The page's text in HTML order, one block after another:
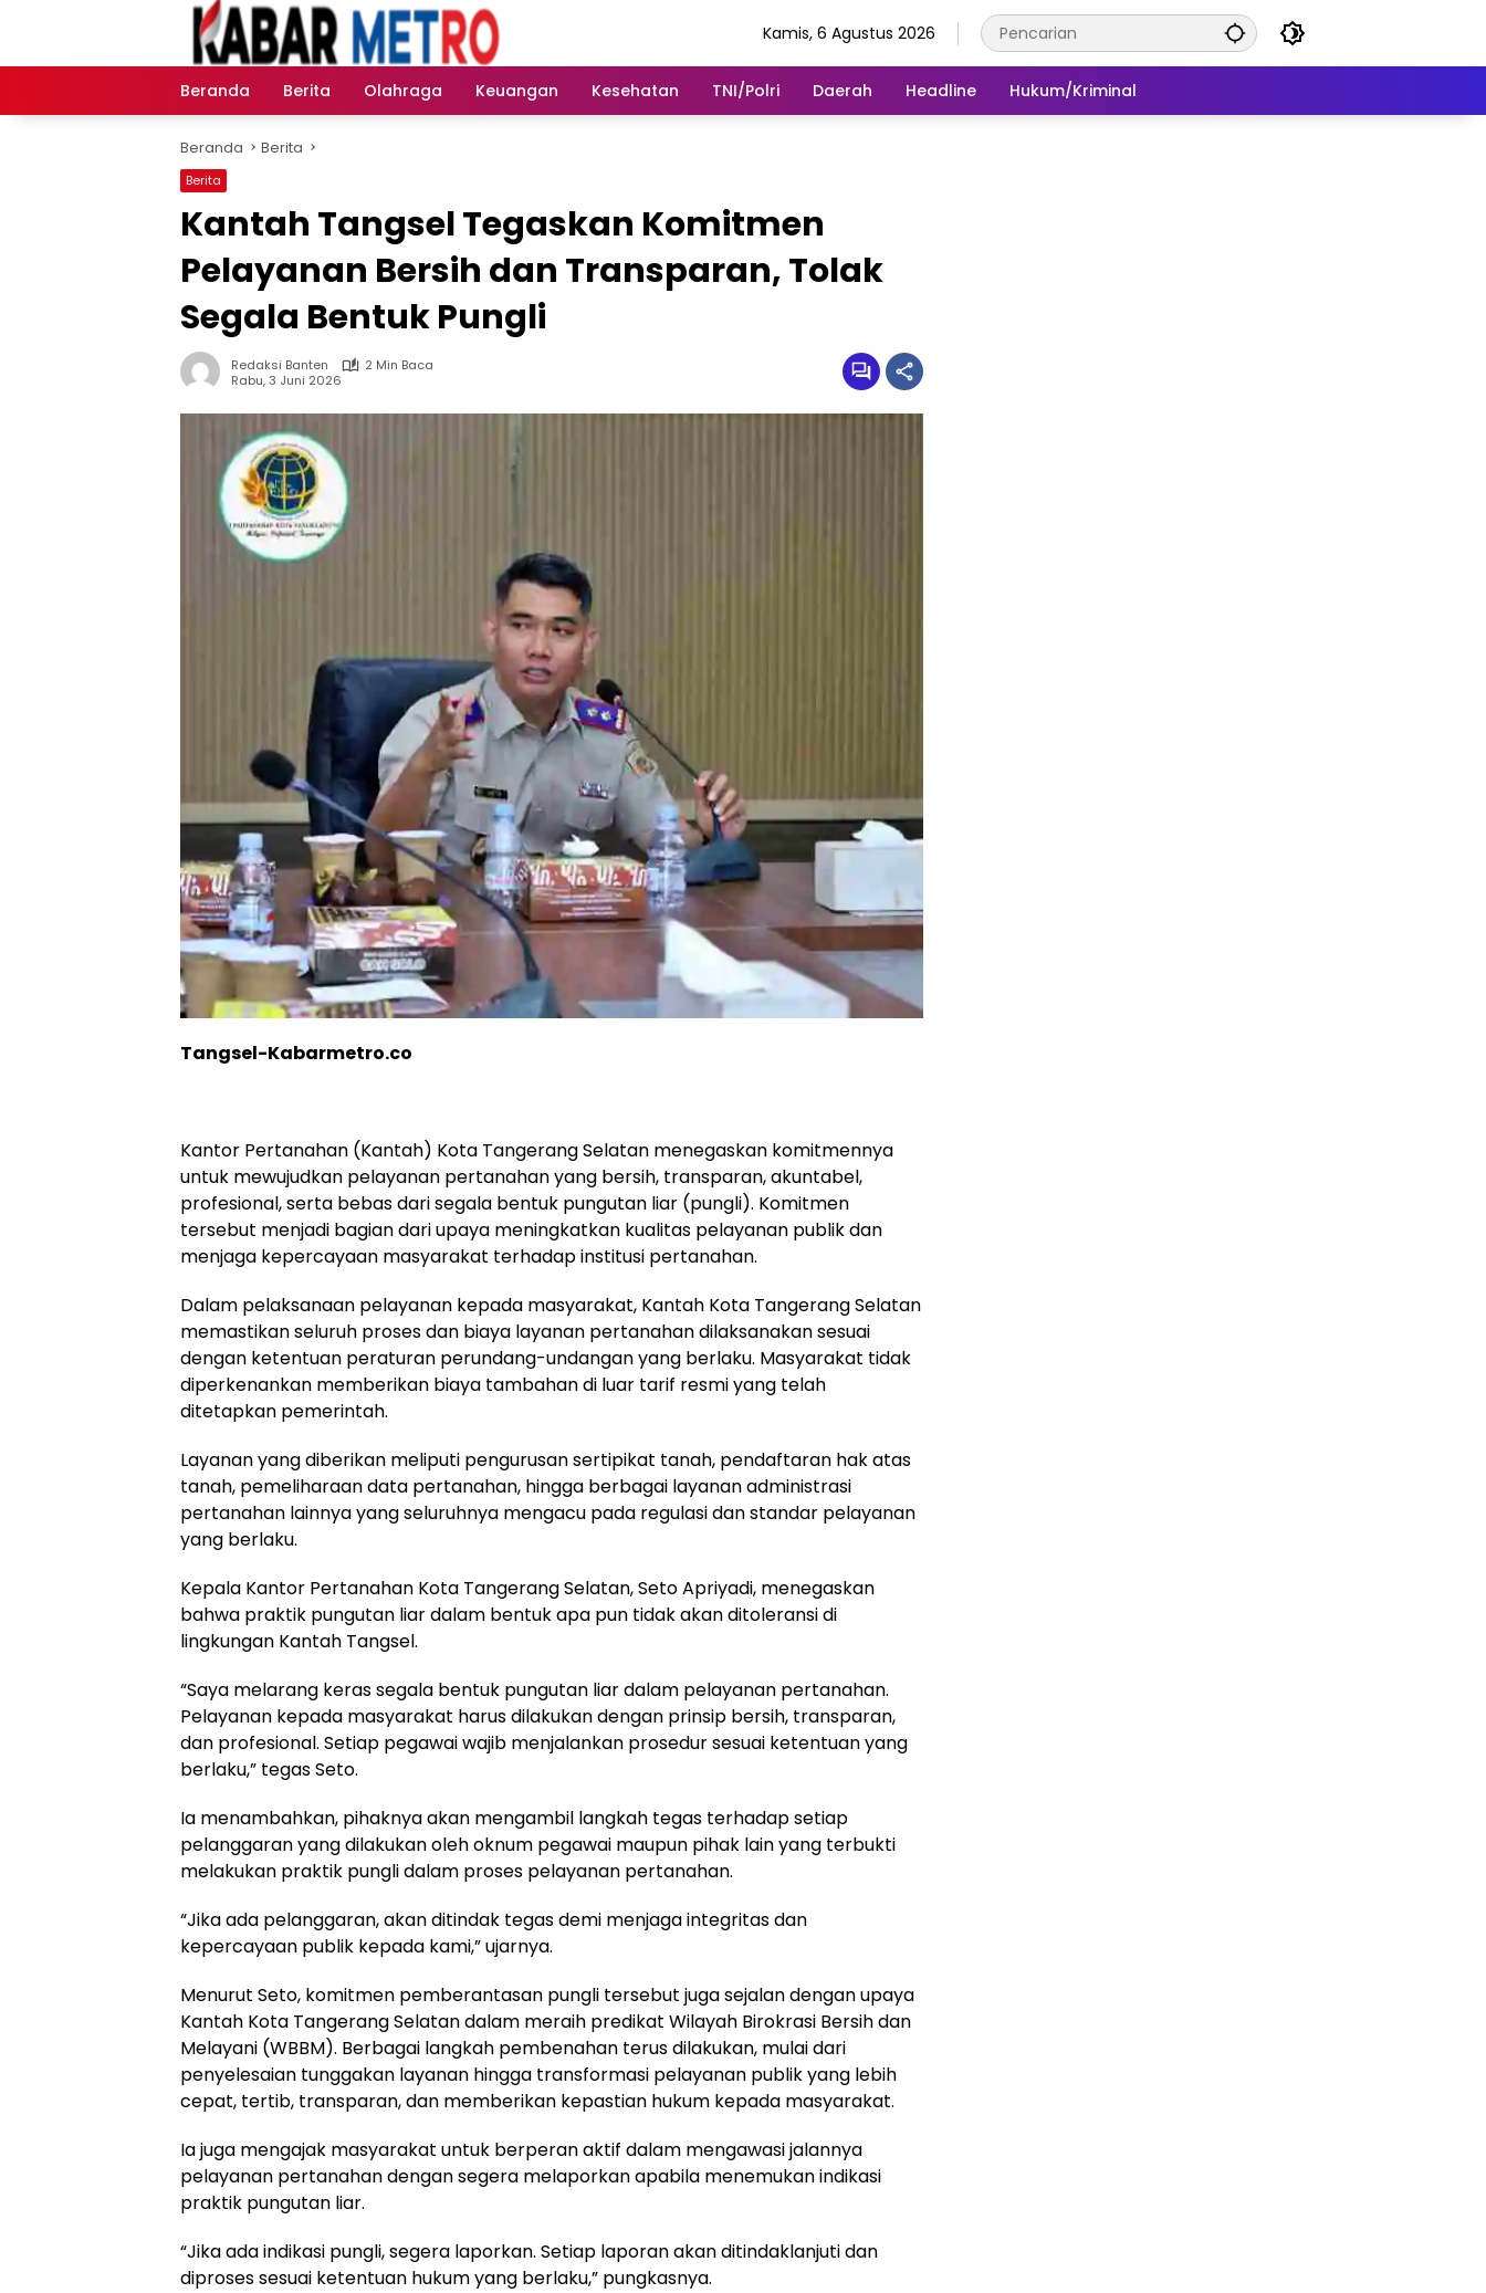
Kamis, 6 Agustus 2026
Beranda Berita Olahraga Keuangan Kesehatan TNI/Polri Daerah Headline Hukum/Kriminal
Beranda Berita
Berita
Kantah Tangsel Tegaskan Komitmen
Pelayanan Bersih dan Transparan, Tolak
Segala Bentuk Pungli
Redaksi Banten
2 Min Baca
Rabu, 3 Juni 2026
Tangsel-Kabarmetro.co
Kantor Pertanahan (Kantah) Kota Tangerang Selatan menegaskan komitmennya
untuk mewujudkan pelayanan pertanahan yang bersih, transparan, akuntabel,
profesional, serta bebas dari segala bentuk pungutan liar (pungli). Komitmen
tersebut menjadi bagian dari upaya meningkatkan kualitas pelayanan publik dan
menjaga kepercayaan masyarakat terhadap institusi pertanahan.
Dalam pelaksanaan pelayanan kepada masyarakat, Kantah Kota Tangerang Selatan
memastikan seluruh proses dan biaya layanan pertanahan dilaksanakan sesuai
dengan ketentuan peraturan perundang-undangan yang berlaku. Masyarakat tidak
diperkenankan memberikan biaya tambahan di luar tarif resmi yang telah
ditetapkan pemerintah.
Layanan yang diberikan meliputi pengurusan sertipikat tanah, pendaftaran hak atas
tanah, pemeliharaan data pertanahan, hingga berbagai layanan administrasi
pertanahan lainnya yang seluruhnya mengacu pada regulasi dan standar pelayanan
yang berlaku.
Kepala Kantor Pertanahan Kota Tangerang Selatan, Seto Apriyadi, menegaskan
bahwa praktik pungutan liar dalam bentuk apa pun tidak akan ditoleransi di
lingkungan Kantah Tangsel.
“Saya melarang keras segala bentuk pungutan liar dalam pelayanan pertanahan.
Pelayanan kepada masyarakat harus dilakukan dengan prinsip bersih, transparan,
dan profesional. Setiap pegawai wajib menjalankan prosedur sesuai ketentuan yang
berlaku,” tegas Seto.
Ia menambahkan, pihaknya akan mengambil langkah tegas terhadap setiap
pelanggaran yang dilakukan oleh oknum pegawai maupun pihak lain yang terbukti
melakukan praktik pungli dalam proses pelayanan pertanahan.
“Jika ada pelanggaran, akan ditindak tegas demi menjaga integritas dan
kepercayaan publik kepada kami,” ujarnya.
Menurut Seto, komitmen pemberantasan pungli tersebut juga sejalan dengan upaya
Kantah Kota Tangerang Selatan dalam meraih predikat Wilayah Birokrasi Bersih dan
Melayani (WBBM). Berbagai langkah pembenahan terus dilakukan, mulai dari
penyelesaian tunggakan layanan hingga transformasi pelayanan publik yang lebih
cepat, tertib, transparan, dan memberikan kepastian hukum kepada masyarakat.
Ia juga mengajak masyarakat untuk berperan aktif dalam mengawasi jalannya
pelayanan pertanahan dengan segera melaporkan apabila menemukan indikasi
praktik pungutan liar.
“Jika ada indikasi pungli, segera laporkan. Setiap laporan akan ditindaklanjuti dan
diproses sesuai ketentuan hukum yang berlaku,” pungkasnya.